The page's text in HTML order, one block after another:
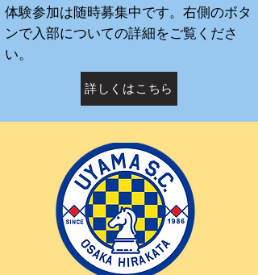
​体験参加は随時募集中です。右側のボタ
ンで入部についての詳細をご覧くださ
い。
詳しくはこちら